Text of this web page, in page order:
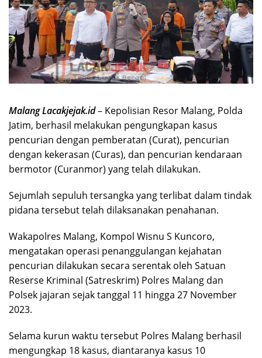
Malang Lacakjejak.id– Kepolisian Resor Malang, Polda
Jatim, berhasil melakukan pengungkapan kasus
pencurian dengan pemberatan (Curat), pencurian
dengan kekerasan (Curas), dan pencurian kendaraan
bermotor (Curanmor) yang telah dilakukan.
Sejumlah sepuluh tersangka yang terlibat dalam tindak
pidana tersebut telah dilaksanakan penahanan.
Wakapolres Malang, Kompol Wisnu S Kuncoro,
mengatakan operasi penanggulangan kejahatan
pencurian dilakukan secara serentak oleh Satuan
Reserse Kriminal (Satreskrim) Polres Malang dan
Polsek jajaran sejak tanggal 11 hingga 27 November
2023.
Selama kurun waktu tersebut Polres Malang berhasil
mengungkap 18 kasus, diantaranya kasus 10